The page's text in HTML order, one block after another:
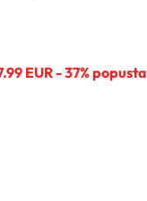
EUR - 37% popusta